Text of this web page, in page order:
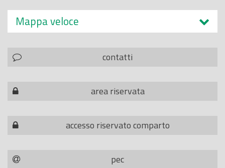
Mappa veloce
contatti
area riservata
accesso riservato comparto
pec